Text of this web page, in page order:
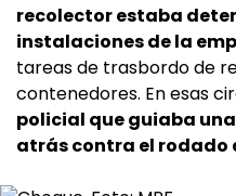
recolector estaba
instalaciones de la
tareas de trasbordo de
contenedores. En esas
policial que guiaba
atrás contra el rodado